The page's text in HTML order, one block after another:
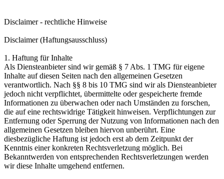
Disclaimer - rechtliche Hinweise
Disclaimer (Haftungsausschluss)
1. Haftung für Inhalte
Als Diensteanbieter sind wir gemäß § 7 Abs. 1 TMG für eigene
Inhalte auf diesen Seiten nach den allgemeinen Gesetzen
verantwortlich. Nach §§ 8 bis 10 TMG sind wir als Diensteanbieter
jedoch nicht verpflichtet, übermittelte oder gespeicherte fremde
Informationen zu überwachen oder nach Umständen zu forschen,
die auf eine rechtswidrige Tätigkeit hinweisen. Verpflichtungen zur
Entfernung oder Sperrung der Nutzung von Informationen nach den
allgemeinen Gesetzen bleiben hiervon unberührt. Eine
diesbezügliche Haftung ist jedoch erst ab dem Zeitpunkt der
Kenntnis einer konkreten Rechtsverletzung möglich. Bei
Bekanntwerden von entsprechenden Rechtsverletzungen werden
wir diese Inhalte umgehend entfernen.